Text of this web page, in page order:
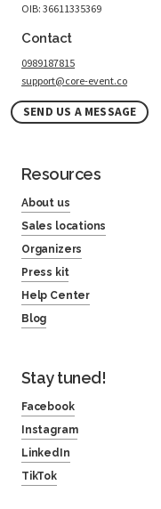
OIB: 36611335369
Contact
0989187815
support@core-event.co
SEND US A MESSAGE
Resources
About us
Sales locations
Organizers
Press kit
Help Center
Blog
Stay tuned!
Facebook
Instagram
LinkedIn
TikTok